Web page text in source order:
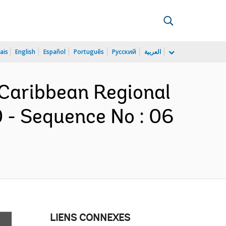
English Español Português Русский العربية
Regional
Sequence No : 06
LIENS CONNEXES